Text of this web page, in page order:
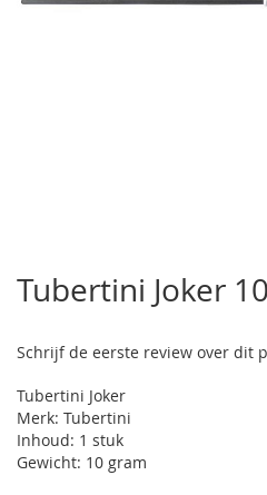
het
begin
de
gallerij
Tubertini Joker
Schrijf de eerste review over dit
Tubertini Joker
Merk: Tubertini
Inhoud: 1 stuk
Gewicht: 10 gram